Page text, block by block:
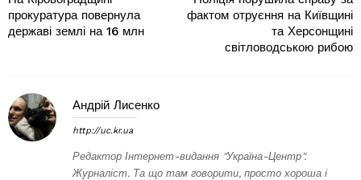
прокуратура повернула
державі землі на 16 млн
фактом отруєння на Київщині
та Херсонщині
світловодською рибою
Андрій Лисенко
http://uc.kr.ua
Редактор Інтернет-видання "Україна-Центр".
Журналіст. Та що там говорити, просто хороша і